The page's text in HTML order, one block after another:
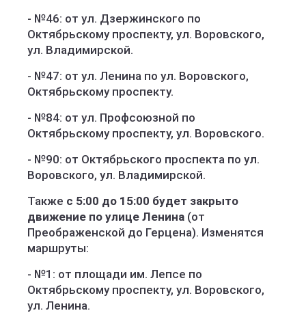
- №46: от ул. Дзержинского по
Октябрьскому проспекту, ул. Воровского,
ул. Владимирской.
- №47: от ул. Ленина по ул. Воровского,
Октябрьскому проспекту.
- №84: от ул. Профсоюзной по
Октябрьскому проспекту, ул. Воровского.
- №90: от Октябрьского проспекта по ул.
Воровского, ул. Владимирской.
Также с 5:00 до 15:00 будет закрыто
движение по улице Ленина (от
Преображенской до Герцена). Изменятся
маршруты:
- №1: от площади им. Лепсе по
Октябрьскому проспекту, ул. Воровского,
ул. Ленина.